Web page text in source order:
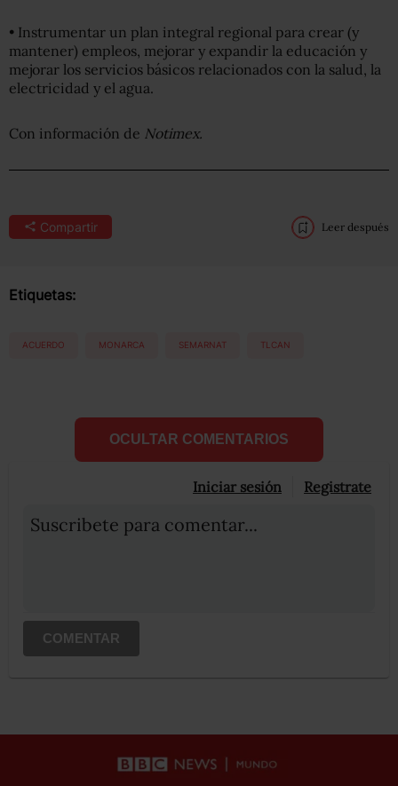
• Instrumentar un plan integral regional para crear (y
mantener) empleos, mejorar y expandir la educación y
mejorar los servicios básicos relacionados con la salud, la
electricidad y el agua.
Con información de Notimex.
Compartir Leer después
Etiquetas:
ACUERDO MONARCA SEMARNAT TLCAN
OCULTAR COMENTARIOS
Iniciar sesión Registrate
Suscribete para comentar...
COMENTAR